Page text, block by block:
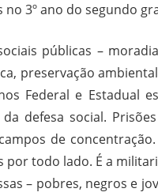
3º ano do segundo
públicas –
preservação
Federal e Estadual
defesa social.
de
todo lado. É a
– pobres, negros e